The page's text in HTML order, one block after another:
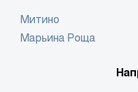
Митино
Марьина Роща